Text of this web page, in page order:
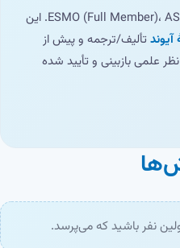
عضو رسمی ESMO (Full Member)، ASCO، ENETS. این
آیوندتألیف/ترجمه و پیش از
علمی بازبینی و تأیید شده
نفر باشید که می‌پرسد.